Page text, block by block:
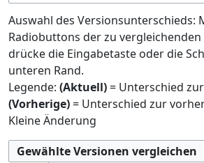
Auswahl des Versionsunterschieds:
Radiobuttons der zu
drücke die Eingabetaste oder die
unteren Rand.
Legende: (Aktuell)= Unterschied
(Vorherige)= Unterschied zur
Kleine Änderung